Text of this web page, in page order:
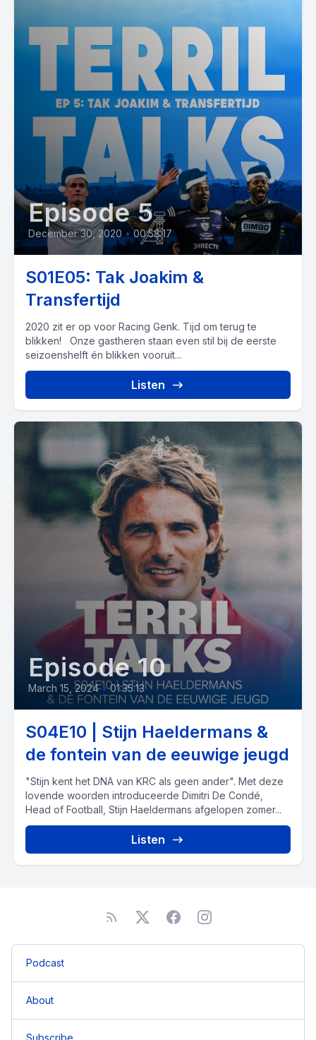
Episode 5
December 30, 2020 • 00:58:17
S01E05: Tak Joakim &
Transfertijd
2020 zit er op voor Racing Genk. Tijd om terug te
blikken! Onze gastheren staan even stil bij de eerste
seizoenshelft én blikken vooruit...
Listen
Episode 10
March 15, 2024 • 01:35:13
S04E10 | Stijn Haeldermans &
de fontein van de eeuwige jeugd
"Stijn kent het DNA van KRC als geen ander". Met deze
lovende woorden introduceerde Dimitri De Condé,
Head of Football, Stijn Haeldermans afgelopen zomer...
Listen
Podcast
About
Subscribe